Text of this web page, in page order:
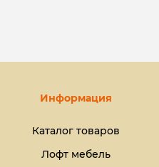
Информация
Каталог товаров
Лофт мебель